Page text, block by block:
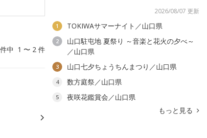
中 1 〜 2 件
2026/08/07 更新
1 TOKIWAサマーナイト／山口県
2
山口駐屯地 夏祭り ～音楽と花火の夕べ～
／山口県
3 山口七夕ちょうちんまつり／山口県
4 数方庭祭／山口県
5
夜咲花鑑賞会／山口県
もっと見る